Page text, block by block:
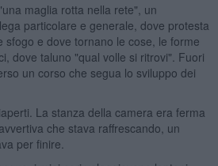
maglia rotta nella rete", un
particolare e generale, dove protesta
sfogo e dove tornano le cose, le forme
dove taluno "qual volle si ritrovi". Fuori
un corso che segua lo sviluppo dei
La stanza della camera era ferma
che stava raffrescando, un
per finire.